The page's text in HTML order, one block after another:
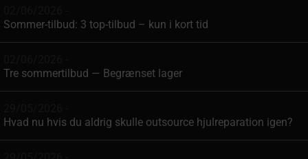
Sommer-tilbud: 3 top-tilbud – kun i kort tid
Tre sommertilbud — Begrænset lager
Hvad nu hvis du aldrig skulle outsource hjulreparation igen?